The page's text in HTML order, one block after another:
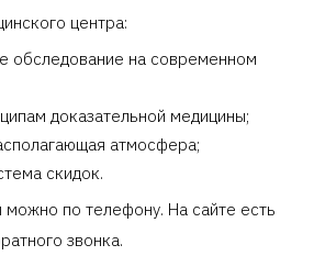
центра:
обследование на современном
доказательной медицины;
атмосфера;
скидок.
можно по телефону. На сайте есть
звонка.